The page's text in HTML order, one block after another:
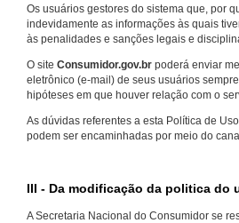
Os usuários gestores do sistema que, por
indevidamente as informações às quais
às penalidades e sanções legais e
O site Consumidor.gov.br poderá enviar
eletrônico (e-mail) de seus usuários
hipóteses em que houver relação com o
As dúvidas referentes a esta Política de
podem ser encaminhadas por meio do canal
III - Da modificação da politica do
A Secretaria Nacional do Consumidor se